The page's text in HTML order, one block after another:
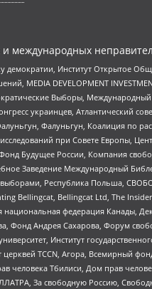
международных
демократии, Институт Открытое
MEDIA DEVELOPMENT
Выборы,
украинцев, Атлантический
Фалуньгун, Коалиция по
при Совете Европы,
Будущее России, Компания
Заведение Международный
Республика Польша,
Bellingcat, Bellingcat Ltd, The
федерация Канады,
Фонд Андрея Сахарова, Форум
Институт
TCCN, Агора, Всемирный
человека Тбилиси, Дом прав
За свободную Россию,